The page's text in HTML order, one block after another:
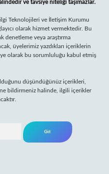
ve tavsiye niteliği taşımazlar.
Teknolojileri ve İletişim Kurumu
olarak hizmet vermektedir. Bu
denetleme veya araştırma
üyelerimiz yazdıkları içeriklerin
olarak bu sorumluluğu kabul etmiş
düşündüğünüz içerikleri,
bildirmeniz halinde, ilgili içerikler